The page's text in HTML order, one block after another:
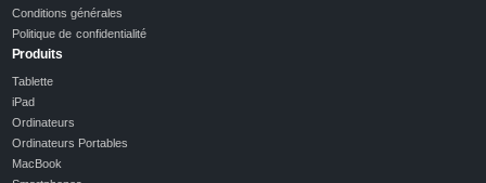
Conditions générales
Politique de confidentialité
Produits
Tablette
iPad
Ordinateurs
Ordinateurs Portables
MacBook